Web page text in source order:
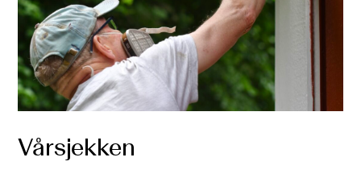
Vårsjekken